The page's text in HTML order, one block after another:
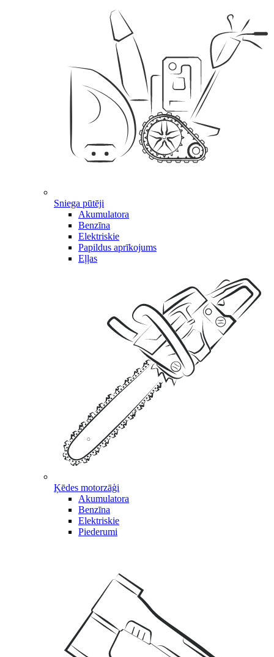
Sniega pūtēji
Akumulatora
Benzīna
Elektriskie
Papildus aprīkojums
Eļļas
Ķēdes motorzāģi
Akumulatora
Benzīna
Elektriskie
Piederumi